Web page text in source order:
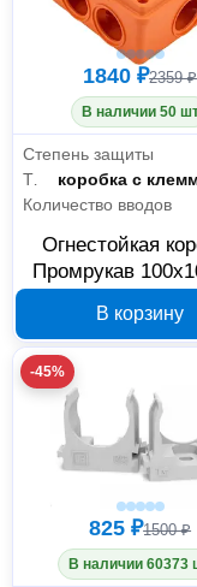
Метизы
1840 ₽2359 ₽
В наличии 50
Степень защиты
Тип
коробка с
Количество вводов
Огнестойкая
Промрукав
В корзину
-45%
825 ₽1500 ₽
В наличии 60373